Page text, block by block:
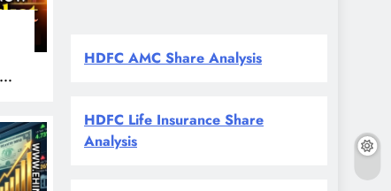
HDFC AMC Share Analysis
HDFC Life Insurance Share
Analysis